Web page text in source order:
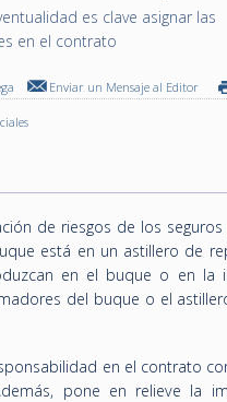
es clave asignar las
en el contrato
Enviar un Mensaje al Editor
de riesgos de los
está en un astillero de
en el buque o en la
del buque o el
en el contrato
pone en relieve la